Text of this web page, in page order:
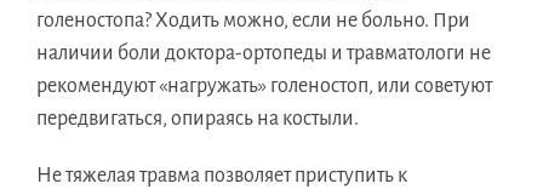
голеностопа? Ходить можно, если не больно. При
наличии боли доктора-ортопеды и травматологи не
рекомендуют «нагружать» голеностоп, или советуют
передвигаться, опираясь на костыли.
Не тяжелая травма позволяет приступить к